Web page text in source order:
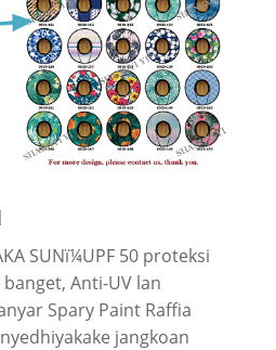
SUNï¼UPF 50 proteksi
Anti-UV lan
Spary Paint Raffia
jangkoan